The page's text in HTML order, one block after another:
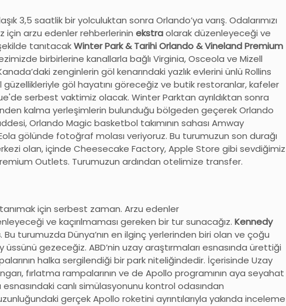
3,5 saatlik bir yolculuktan sonra Orlando’ya varış. Odalarımızı
için arzu edenler rehberlerinin ekstraolarak düzenleyeceği ve
tanıtacakWinter Park & Tarihi Orlando & Vineland Premium
birbirlerine kanallarla bağlı Virginia, Osceola ve Mizell
zenginlerin göl kenarındaki yazlık evlerini ünlü Rollins
göl hayatını göreceğiz ve butik restoranlar, kafeler
serbest vaktimiz olacak. Winter Parktan ayrıldıktan sonra
kalma yerleşimlerin bulunduğu bölgeden geçerek Orlando
Orlando Magic basketbol takımının sahası Amway
gölünde fotoğraf molası veriyoruz. Bu turumuzun son durağı
olan, içinde Cheesecake Factory, Apple Store gibi sevdiğimiz
Outlets. Turumuzun ardından otelimize transfer.
için serbest zaman. Arzu edenler
ve kaçırılmaması gereken bir tur sunacağız. Kennedy
. Bu turumuzda Dünya’nın en ilginç yerlerinden biri olan ve çoğu
üssünü gezeceğiz. ABD’nin uzay araştırmaları esnasında ürettiği
halka sergilendiği bir park niteliğindedir. İçerisinde Uzay
fırlatma rampalarının ve de Apollo programının aya seyahat
canlı simülasyonunu kontrol odasından
gerçek Apollo roketini ayrıntılarıyla yakında inceleme